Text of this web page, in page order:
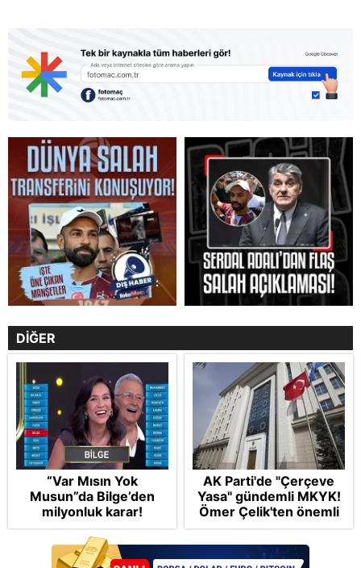
DİĞER
“Var Mısın Yok
Musun”da Bilge’den
milyonluk karar!
AK Parti'de "Çerçeve
Yasa" gündemli MKYK!
Ömer Çelik'ten önemli
açıklamalar: "2 yıllık
sürecin en önemli
aşamasındayız"